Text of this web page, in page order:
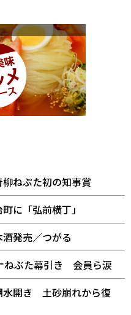
ねぷた初の知事賞
に「弘前横丁」
発売／つがる
ぶた幕引き 会員ら涙
水開き 土砂崩れから復